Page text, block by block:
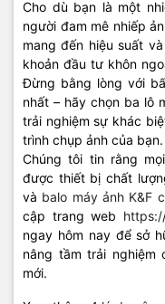
Cho dù bạn là một
người đam mê nhiếp
mang đến hiệu suất
khoản đầu tư khôn
Đừng bằng lòng với
nhất – hãy chọn ba lô
trải nghiệm sự khác
trình chụp ảnh của bạn.
Chúng tôi tin rằng
được thiết bị chất
và balo máy ảnh K&F
cập trang web
ngay hôm nay để sở
nâng tầm trải nghiệm
mới.